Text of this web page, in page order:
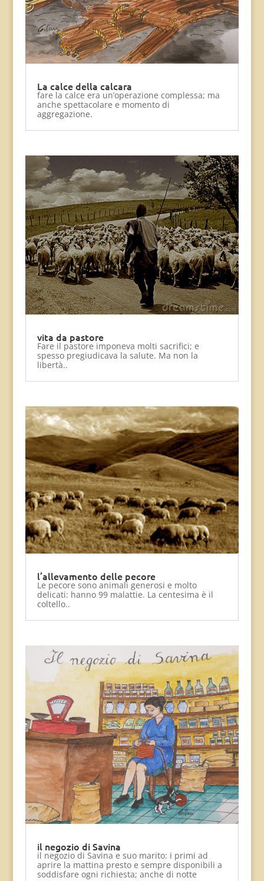
La calce della calcara
fare la calce era un’operazione complessa; ma
anche spettacolare e momento di
aggregazione.
vita da pastore
Fare il pastore imponeva molti sacrifici; e
spesso pregiudicava la salute. Ma non la
libertà..
l’allevamento delle pecore
Le pecore sono animali generosi e molto
delicati: hanno 99 malattie. La centesima è il
coltello..
il negozio di Savina
il negozio di Savina e suo marito: i primi ad
aprire la mattina presto e sempre disponibili a
soddisfare ogni richiesta; anche di notte